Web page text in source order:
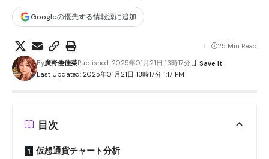
Googleの優先する情報源に追加
Last Updated: 2025年01月21日 13時17分 1:17 PM
By廣野倭佳菜Published: 2025年01月21日 13時17分
25 Min Read
目次
仮想通貨チャート分析